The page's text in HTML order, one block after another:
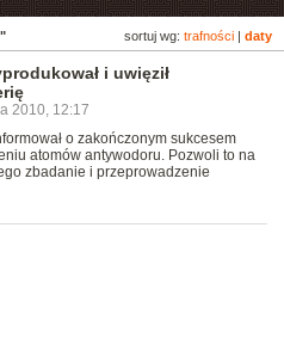
sortuj wg: trafności daty
i uwięził
2010, 12:17
o zakończonym sukcesem
atomów antywodoru. Pozwoli to na
zbadanie i przeprowadzenie